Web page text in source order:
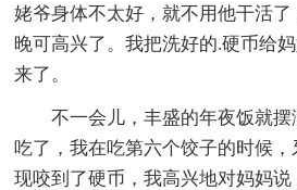
姥爷身体不太好，就不用他干活
晚可高兴了。我把洗好的.硬币给
来了。
不一会儿，丰盛的年夜饭就
吃了，我在吃第六个饺子的时候
现咬到了硬币，我高兴地对妈妈